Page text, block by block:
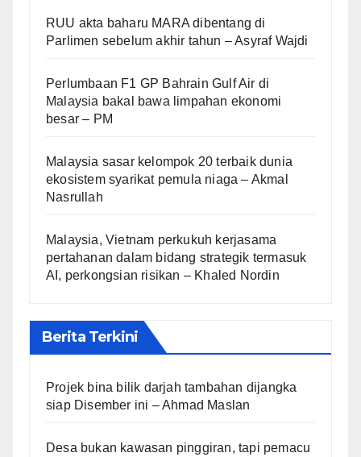
RUU akta baharu MARA dibentang di
Parlimen sebelum akhir tahun – Asyraf Wajdi
Perlumbaan F1 GP Bahrain Gulf Air di
Malaysia bakal bawa limpahan ekonomi
besar – PM
Malaysia sasar kelompok 20 terbaik dunia
ekosistem syarikat pemula niaga – Akmal
Nasrullah
Malaysia, Vietnam perkukuh kerjasama
pertahanan dalam bidang strategik termasuk
AI, perkongsian risikan – Khaled Nordin
Berita Terkini
Projek bina bilik darjah tambahan dijangka
siap Disember ini – Ahmad Maslan
Desa bukan kawasan pinggiran, tapi pemacu